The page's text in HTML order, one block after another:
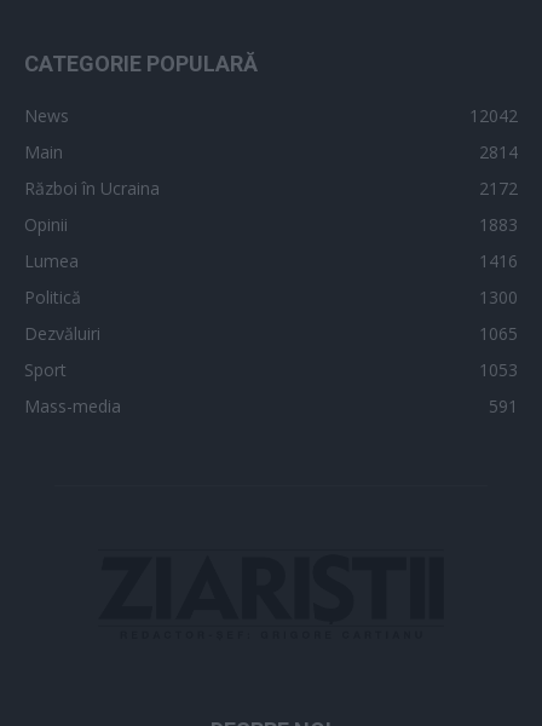
CATEGORIE POPULARĂ
News
12042
Main
2814
Război în Ucraina
2172
Opinii
1883
Lumea
1416
Politică
1300
Dezvăluiri
1065
Sport
1053
Mass-media
591